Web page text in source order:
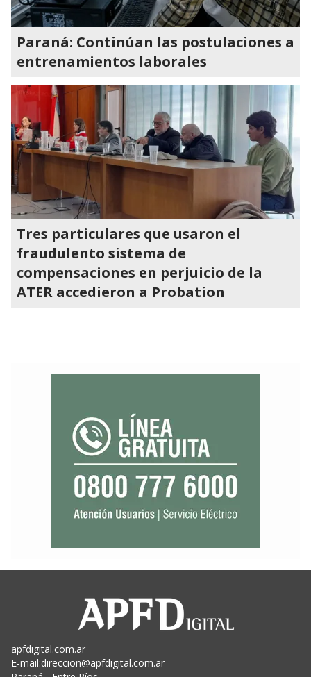
Paraná: Continúan las postulaciones a
entrenamientos laborales
Tres particulares que usaron el
fraudulento sistema de
compensaciones en perjuicio de la
ATER accedieron a Probation
apfdigital.com.ar
E-mail:direccion@apfdigital.com.ar